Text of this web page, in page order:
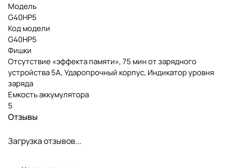
Модель
G40HP5
Код модели
G40HP5
Фишки
Отсутствие «эффекта памяти», 75 мин от зарядного
устройства 5А, Ударопрочный корпус, Индикатор уровня
заряда
Емкость аккумулятора
5
Отзывы
Загрузка отзывов...